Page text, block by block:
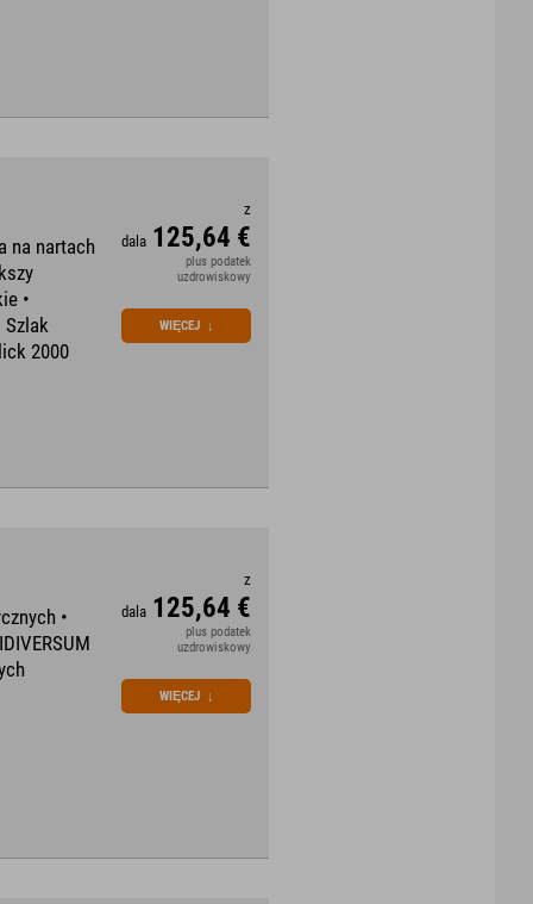
na nartach
•
2000
z
dala 125,64 €
plus podatek
uzdrowiskowy
WIĘCEJ ↓
•
z
dala 125,64 €
plus podatek
uzdrowiskowy
WIĘCEJ ↓